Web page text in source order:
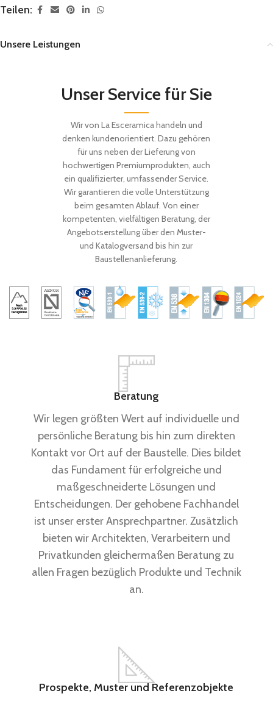
Teilen:
Unsere Leistungen
Unser Service für Sie
Wir von La Esceramica handeln und
denken kundenorientiert. Dazu gehören
für uns neben der Lieferung von
hochwertigen Premiumprodukten, auch
ein qualifizierter, umfassender Service.
Wir garantieren die volle Unterstützung
beim gesamten Ablauf. Von einer
kompetenten, vielfältigen Beratung, der
Angebotserstellung über den Muster-
und Katalogversand bis hin zur
Baustellenanlieferung.
Beratung
Wir legen größten Wert auf individuelle und
persönliche Beratung bis hin zum direkten
Kontakt vor Ort auf der Baustelle. Dies bildet
das Fundament für erfolgreiche und
maßgeschneiderte Lösungen und
Entscheidungen. Der gehobene Fachhandel
ist unser erster Ansprechpartner. Zusätzlich
bieten wir Architekten, Verarbeitern und
Privatkunden gleichermaßen Beratung zu
allen Fragen bezüglich Produkte und Technik
an.
Prospekte, Muster und Referenzobjekte